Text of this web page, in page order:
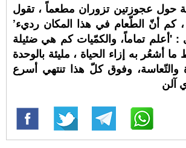
حول عجوزتين تزوران مطعماً ، تقول
، كم أنّ الطّعام في هذا المكان رديء’
: 'أعلم تماماً، والكمّيات كم هي ضئيلة
ما أشعُر به إزاء الحياة ، مليئة بالوحدة
والتّعاسة، وفوق كلّ هذا تنتهي أسرع
آلن